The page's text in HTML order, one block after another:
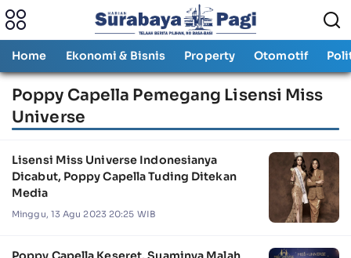
Home Ekonomi & Bisnis Property Otomotif
Poppy Capella Pemegang Lisensi Miss
Universe
Lisensi Miss Universe Indonesianya
Dicabut, Poppy Capella Tuding Ditekan
Media
Minggu, 13 Agu 2023 20:25 WIB